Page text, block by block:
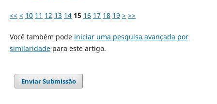
<< < 10 11 12 13 14 15 16 17 18 19 > >>
Você também pode iniciar uma pesquisa avançada por
similaridadepara este artigo.
Enviar Submissão